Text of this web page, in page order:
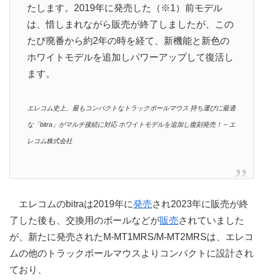
たします。2019年に発売した（※1）前モデル
は、惜しまれながら販売が終了しましたが、この
たび廃番から約2年の時を経て、新機能と新色の
ホワイトモデルを追加しパワーアップして復活し
ます。
エレコム史上、最もコンパクトなトラックボールマウス 持ち運びに最適
な「bitra」がマルチ接続に対応 ホワイトモデルを追加し復刻発売！ – エ
レコム株式会社
エレコムのbitraは2019年に発売され2023年に販売が終
了した後も、交換用のボールなどが販売されていました
が、新たに発売されたM-MT1MRS/M-MT2MRSは、エレコ
ムの他のトラックボールマウスよりコンパクトに設計され
ており、